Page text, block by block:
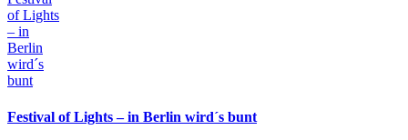
Festival of Lights – in Berlin wird´s bunt